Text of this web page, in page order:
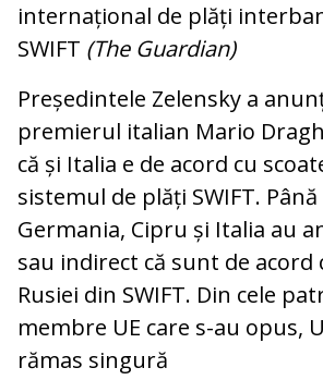
internațional de plăți
SWIFT (The Guardian)
Președintele Zelensky a
premierul italian Mario
că și Italia e de acord cu
sistemul de plăți SWIFT.
Germania, Cipru și Italia au
sau indirect că sunt de acord
Rusiei din SWIFT. Din cele
membre UE care s-au opus,
rămas singură